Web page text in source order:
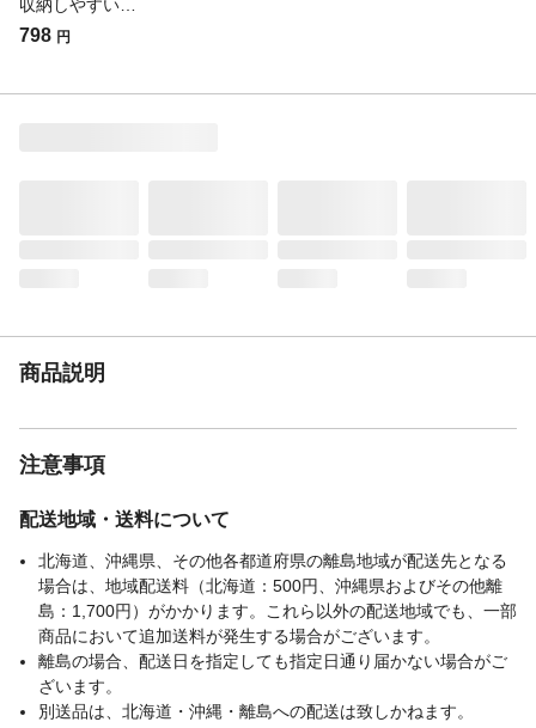
798 円
商品説明
注意事項
配送地域・送料について
北海道、沖縄県、その他各都道府県の離島地域が配送先となる
場合は、地域配送料（北海道：500円、沖縄県およびその他離
島：1,700円）がかかります。これら以外の配送地域でも、一部
商品において追加送料が発生する場合がございます。
離島の場合、配送日を指定しても指定日通り届かない場合がご
ざいます。
別送品は、北海道・沖縄・離島への配送は致しかねます。